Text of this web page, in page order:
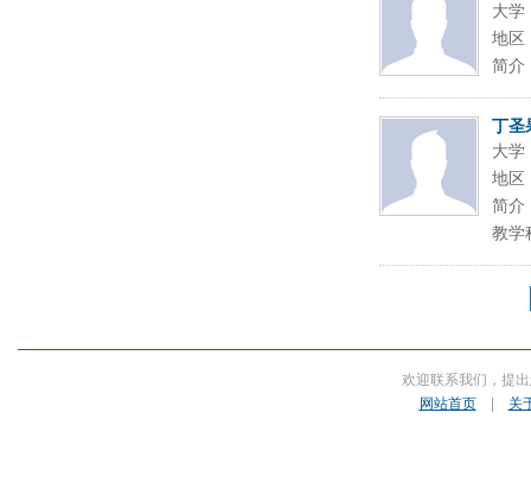
大学
地区
简介
丁圣
大学
地区
简介
教学
欢迎联系我们，提
网站首页| 关